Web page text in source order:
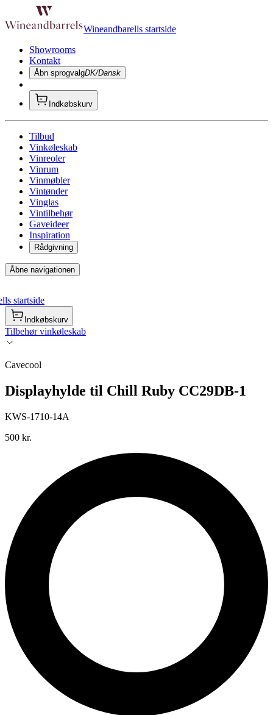
Wineandbarells startside
Showrooms
Kontakt
Åbn sprogvalgDK/Dansk
Indkøbskurv
Tilbud
Vinkøleskab
Vinreoler
Vinrum
Vinmøbler
Vintønder
Vinglas
Vintilbehør
Gaveideer
Inspiration
Rådgivning
Åbne navigationen
startside
Indkøbskurv
Tilbehør vinkøleskab
Cavecool
Displayhylde til Chill Ruby CC29DB-1
KWS-1710-14A
500 kr.